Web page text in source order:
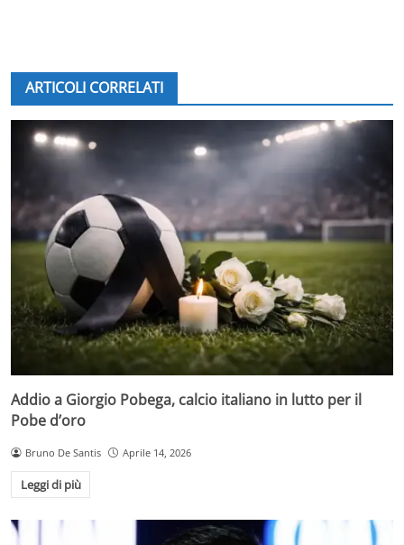
ARTICOLI CORRELATI
Addio a Giorgio Pobega, calcio italiano in lutto per il
Pobe d’oro
Bruno De Santis Aprile 14, 2026
Leggi di più